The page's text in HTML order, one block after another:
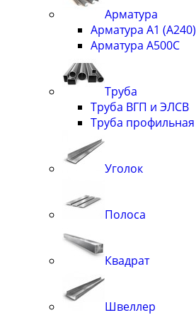
Арматура
Арматура А1 (А240)
Арматура А500С
Труба
Труба ВГП и ЭЛСВ
Труба профильная
Уголок
Полоса
Квадрат
Швеллер